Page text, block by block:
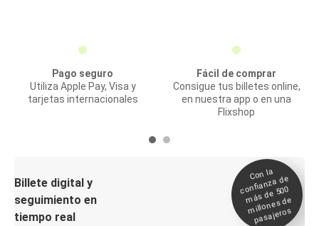
Pago seguro
Utiliza Apple Pay, Visa y
tarjetas internacionales
Fácil de comprar
Consigue tus billetes online,
en nuestra app o en una
Flixshop
Billete digital y
seguimiento en
tiempo real
Con la
confianza de
más de 500
millones de
pasajeros